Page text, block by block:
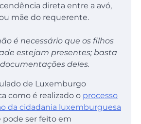
direta entre a avó,
mãe do requerente.
é necessário que os filhos
estejam presentes; basta
deles.
de Luxemburgo
como é realizado o processo
da cidadania luxemburguesa
pode ser feito em